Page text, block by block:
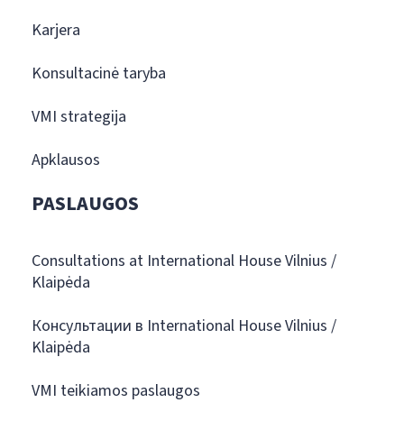
Karjera
Konsultacinė taryba
VMI strategija
Apklausos
PASLAUGOS
Consultations at International House Vilnius /
Klaipėda
Консультации в International House Vilnius /
Klaipėda
VMI teikiamos paslaugos